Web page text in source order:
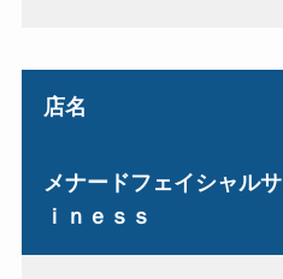
店名
メナードフェイシャル
ｉｎｅｓｓ